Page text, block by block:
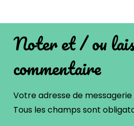
Noter et / ou
commentaire
Votre adresse de
Tous les champs sont